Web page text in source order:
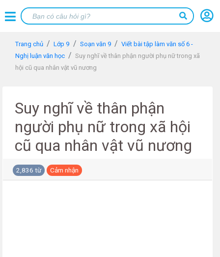
Trang chủ Lớp 9 Soạn văn 9
Viết bài tập làm văn số 6 -
Nghị luận văn học
Suy nghĩ về thân phận người phụ nữ trong xã
hội cũ qua nhân vật vũ nương
Suy nghĩ về thân phận
người phụ nữ trong xã hội
cũ qua nhân vật vũ nương
2,836 từ Cảm nhận